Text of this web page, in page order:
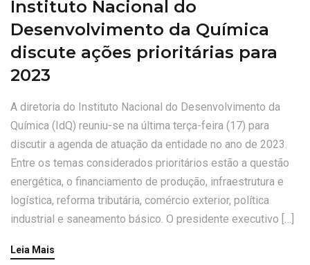
Instituto Nacional do
Desenvolvimento da Química
discute ações prioritárias para
2023
A diretoria do Instituto Nacional do Desenvolvimento da
Química (IdQ) reuniu-se na última terça-feira (17) para
discutir a agenda de atuação da entidade no ano de 2023.
Entre os temas considerados prioritários estão a questão
energética, o financiamento de produção, infraestrutura e
logística, reforma tributária, comércio exterior, política
industrial e saneamento básico. O presidente executivo […]
Leia Mais